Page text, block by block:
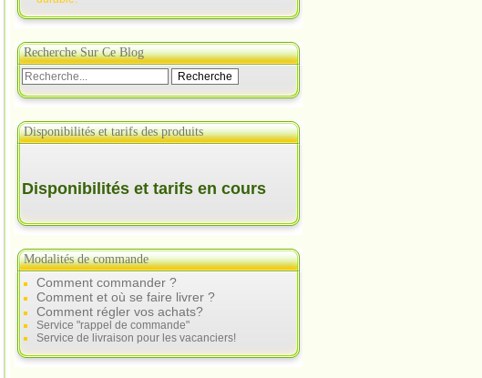
Recherche Sur Ce Blog
Disponibilités et tarifs des produits
Disponibilités et tarifs en cours
Modalités de commande
Comment commander ?
Comment et où se faire livrer ?
Comment régler vos achats?
Service "rappel de commande"
Service de livraison pour les vacanciers!